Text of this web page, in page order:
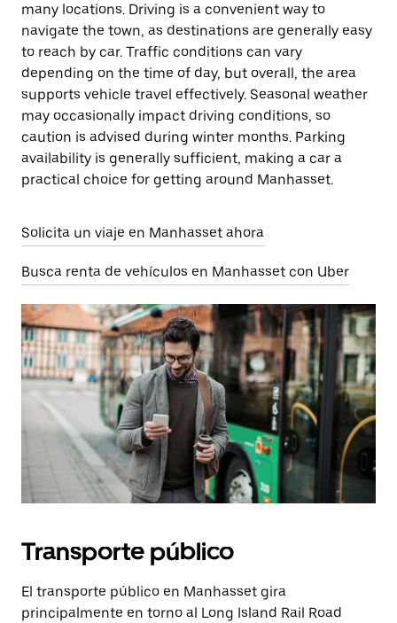
many locations. Driving is a convenient way to
navigate the town, as destinations are generally easy
to reach by car. Traffic conditions can vary
depending on the time of day, but overall, the area
supports vehicle travel effectively. Seasonal weather
may occasionally impact driving conditions, so
caution is advised during winter months. Parking
availability is generally sufficient, making a car a
practical choice for getting around Manhasset.
Solicita un viaje en Manhasset ahora
Busca renta de vehículos en Manhasset con Uber
Transporte público
El transporte público en Manhasset gira
principalmente en torno al Long Island Rail Road